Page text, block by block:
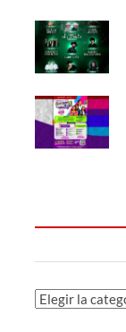
Categorías